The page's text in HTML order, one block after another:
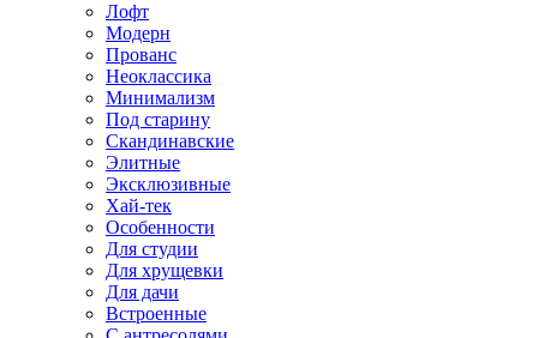
Лофт
Модерн
Прованс
Неоклассика
Минимализм
Под старину
Скандинавские
Элитные
Эксклюзивные
Хай-тек
Особенности
Для студии
Для хрущевки
Для дачи
Встроенные